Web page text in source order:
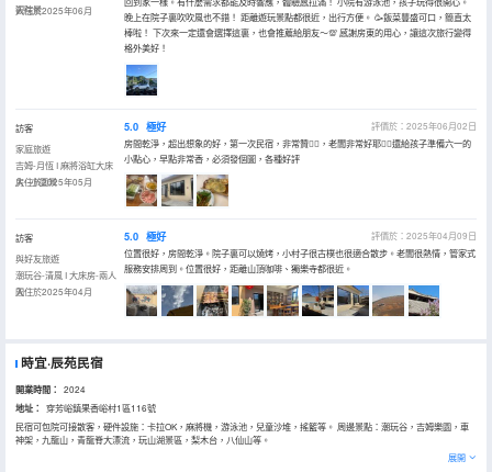
觀院景
入住於2025年06月
晚上在院子裏吹吹風也不錯！ 距離遊玩景點都很近，出行方便。 🥳飯菜豐盛可口，簡直太
棒啦！ 下次來一定還會選擇這裏，也會推薦給朋友～💯 感謝房東的用心，讓這次旅行變得
格外美好！
訪客
家庭旅遊
吉姆-月恆 I 麻將浴缸大床
房--小園景
入住於2025年05月
5.0 極好
評價於：2025年06月02日
房間乾淨，超出想象的好，第一次民宿，非常贊👍🏻，老闆非常好耶✌🏻還給孩子準備六一的
小點心，早點非常香，必須發個圖，各種好評
訪客
與好友旅遊
潮玩谷-清風 I 大床房-兩人
間
入住於2025年04月
5.0 極好
評價於：2025年04月09日
位置很好，房間乾淨。院子裏可以燒烤，小村子很古樸也很適合散步。老闆很熱情，管家式
服務安排周到。位置很好，距離山頂咖啡、獨樂寺都很近。
時宜·辰苑民宿
開業時間： 2024
地址：
穿芳峪鎮果香峪村1區116號
民宿可包院可接散客，硬件設施：卡拉OK，麻將機，游泳池，兒童沙堆，搖籃等。 周邊景點：潮玩谷，吉姆樂園，車
神架，九龍山，青龍脊大漂流，玩山湖景區，梨木台，八仙山等。
展開